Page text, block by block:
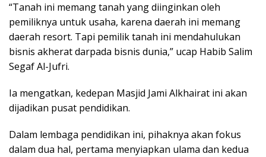
“Tanah ini memang tanah yang diinginkan oleh
pemiliknya untuk usaha, karena daerah ini memang
daerah resort. Tapi pemilik tanah ini mendahulukan
bisnis akherat darpada bisnis dunia,” ucap Habib Salim
Segaf Al-Jufri.
Ia mengatkan, kedepan Masjid Jami Alkhairat ini akan
dijadikan pusat pendidikan.
Dalam lembaga pendidikan ini, pihaknya akan fokus
dalam dua hal, pertama menyiapkan ulama dan kedua